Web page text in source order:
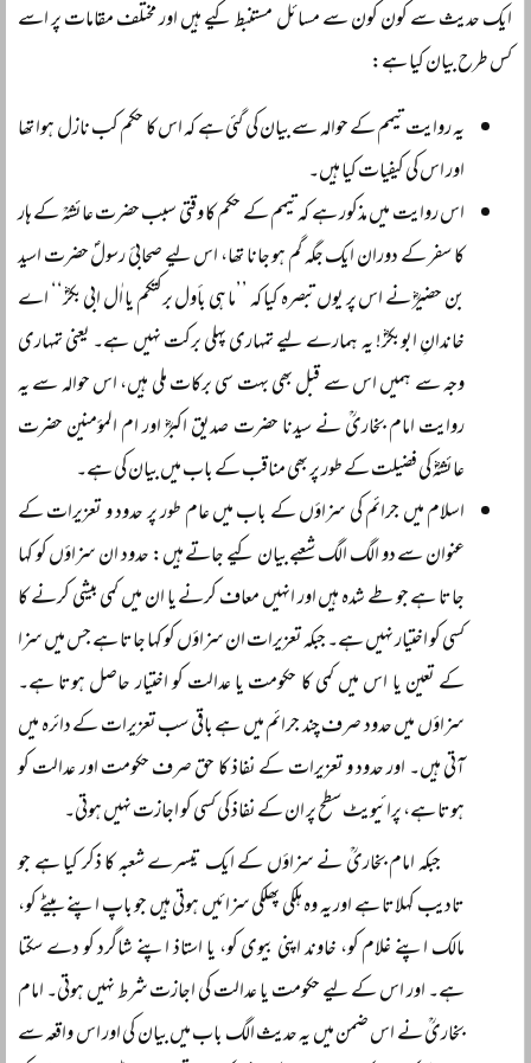
ایک حدیث سے کون کون سے مسائل مستنبط کیے ہیں اور مختلف مقامات پر اسے
کس طرح بیان کیا ہے:
یہ روایت تیمم کے حوالہ سے بیان کی گئی ہے کہ اس کا حکم کب نازل ہوا تھا
اور اس کی کیفیات کیا ہیں۔
اس روایت میں مذکور ہے کہ تیمم کے حکم کا وقتی سبب حضرت عائشہؒ کے ہار
کا سفر کے دوران ایک جگہ گم ہو جانا تھا، اس لیے صحابئ رسولؐ حضرت اسید
بن حضیرؓ نے اس پر یوں تبصرہ کیا کہ ’’ما ہی بأول برکتکم یا اٰل ابی بکرؓ‘‘ اے
خاندانِ ابوبکرؓ! یہ ہمارے لیے تمہاری پہلی برکت نہیں ہے۔ یعنی تمہاری
وجہ سے ہمیں اس سے قبل بھی بہت سی برکات ملی ہیں، اس حوالہ سے یہ
روایت امام بخاریؒ نے سیدنا حضرت صدیق اکبرؓ اور ام المؤمنین حضرت
عائشہؓ کی فضیلت کے طور پر بھی مناقب کے باب میں بیان کی ہے۔
اسلام میں جرائم کی سزاؤں کے باب میں عام طور پر حدود و تعزیرات کے
عنوان سے دو الگ الگ شعبے بیان کیے جاتے ہیں: حدود ان سزاؤں کو کہا
جاتا ہے جو طے شدہ ہیں اور انہیں معاف کرنے یا ان میں کمی بیشی کرنے کا
کسی کو اختیار نہیں ہے۔ جبکہ تعزیرات ان سزاؤں کو کہا جاتا ہے جس میں سزا
کے تعین یا اس میں کمی کا حکومت یا عدالت کو اختیار حاصل ہوتا ہے۔
سزاؤں میں حدود صرف چند جرائم میں ہے باقی سب تعزیرات کے دائرہ میں
آتی ہیں۔ اور حدود و تعزیرات کے نفاذ کا حق صرف حکومت اور عدالت کو
ہوتا ہے، پرائیویٹ سطح پر ان کے نفاذ کی کسی کو اجازت نہیں ہوتی۔
جبکہ امام بخاریؒ نے سزاؤں کے ایک تیسرے شعبہ کا ذکر کیا ہے جو
تادیب کہلاتا ہے اور یہ وہ ہلکی پھلکی سزائیں ہوتی ہیں جو باپ اپنے بیٹے کو،
مالک اپنے غلام کو، خاوند اپنی بیوی کو، یا استاذ اپنے شاگرد کو دے سکتا
ہے۔ اور اس کے لیے حکومت یا عدالت کی اجازت شرط نہیں ہوتی۔ امام
بخاریؒ نے اس ضمن میں یہ حدیث الگ باب میں بیان کی اور اس واقعہ سے